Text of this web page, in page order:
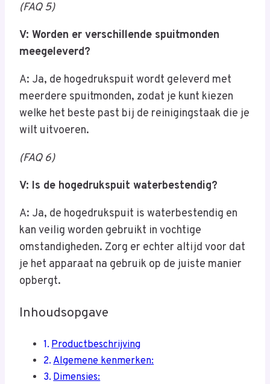
(FAQ 5)
V: Worden er verschillende spuitmonden
meegeleverd?
A: Ja, de hogedrukspuit wordt geleverd met
meerdere spuitmonden, zodat je kunt kiezen
welke het beste past bij de reinigingstaak die je
wilt uitvoeren.
(FAQ 6)
V: Is de hogedrukspuit waterbestendig?
A: Ja, de hogedrukspuit is waterbestendig en
kan veilig worden gebruikt in vochtige
omstandigheden. Zorg er echter altijd voor dat
je het apparaat na gebruik op de juiste manier
opbergt.
Inhoudsopgave
Productbeschrijving
Algemene kenmerken:
Dimensies: